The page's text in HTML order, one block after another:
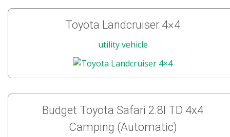
Toyota Landcruiser 4×4
utility vehicle
Budget Toyota Safari 2.8l TD 4x4
Camping (Automatic)